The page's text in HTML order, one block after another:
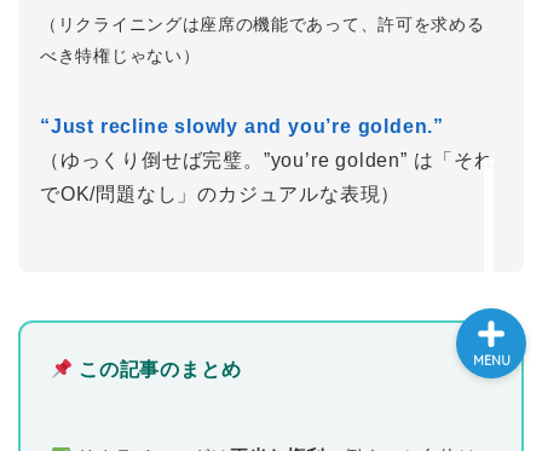
（リクライニングは座席の機能であって、許可を求める
べき特権じゃない）
“Just recline slowly and you’re golden.”
（ゆっくり倒せば完璧。”you’re golden” は「それ
でOK/問題なし」のカジュアルな表現）
この記事のまとめ MENU
英語名言・格言・カッコい
い英語＆素敵な英文フレー
過去記事
CONTACT